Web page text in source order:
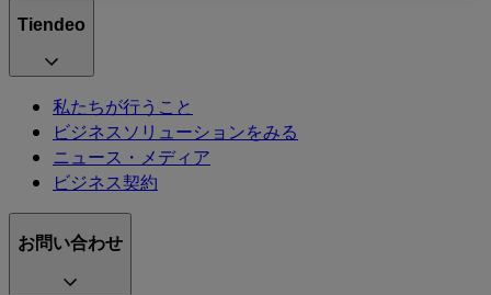
Tiendeo
私たちが行うこと
ビジネスソリューションをみる
ニュース・メディア
ビジネス契約
お問い合わせ